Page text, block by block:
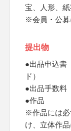
宝、人形、
※会員・公募
提出物
●出品申込書
ド）
●出品手数料
●作品
※作品には必
け、立体作